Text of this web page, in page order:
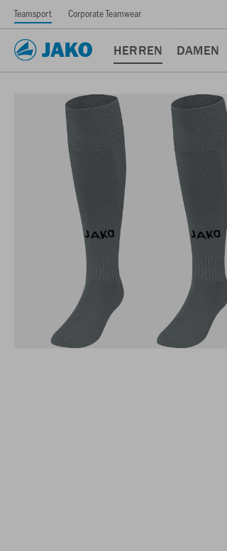
Teamsport Corporate Teamwear
HERREN DAMEN